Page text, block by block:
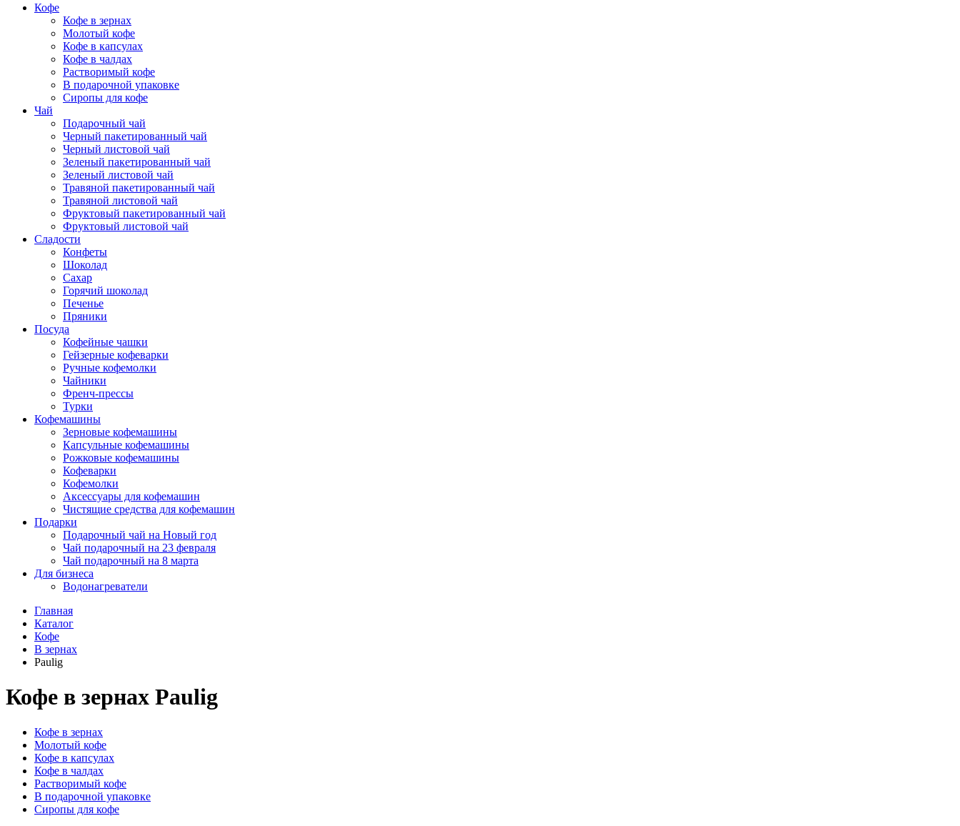
Кофе
Кофе в зернах
Молотый кофе
Кофе в капсулах
Кофе в чалдах
Растворимый кофе
В подарочной упаковке
Сиропы для кофе
Чай
Подарочный чай
Черный пакетированный чай
Черный листовой чай
Зеленый пакетированный чай
Зеленый листовой чай
Травяной пакетированный чай
Травяной листовой чай
Фруктовый пакетированный чай
Фруктовый листовой чай
Сладости
Конфеты
Шоколад
Сахар
Горячий шоколад
Печенье
Пряники
Посуда
Кофейные чашки
Гейзерные кофеварки
Ручные кофемолки
Чайники
Френч-прессы
Турки
Кофемашины
Зерновые кофемашины
Капсульные кофемашины
Рожковые кофемашины
Кофеварки
Кофемолки
Аксессуары для кофемашин
Чистящие средства для кофемашин
Подарки
Подарочный чай на Новый год
Чай подарочный на 23 февраля
Чай подарочный на 8 марта
Для бизнеса
Водонагреватели
Главная
Каталог
Кофе
В зернах
Paulig
Кофе в зернах Paulig
Кофе в зернах
Молотый кофе
Кофе в капсулах
Кофе в чалдах
Растворимый кофе
В подарочной упаковке
Сиропы для кофе